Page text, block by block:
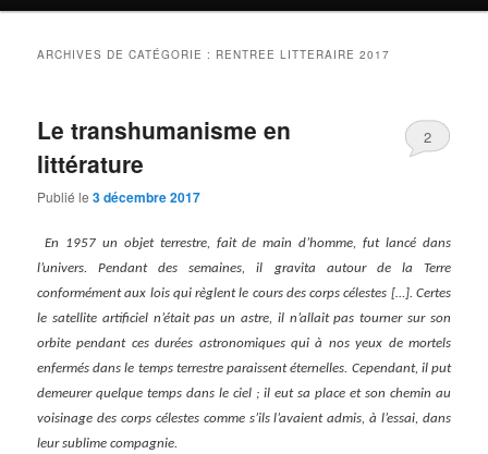
ARCHIVES DE CATÉGORIE : RENTREE LITTERAIRE 2017
Le transhumanisme en
littérature
Publié le3 décembre 2017
2
En 1957 un objet terrestre, fait de main d’homme, fut lancé dans
l’univers. Pendant des semaines, il gravita autour de la Terre
conformément aux lois qui règlent le cours des corps célestes […]. Certes
le satellite artificiel n’était pas un astre, il n’allait pas tourner sur son
orbite pendant ces durées astronomiques qui à nos yeux de mortels
enfermés dans le temps terrestre paraissent éternelles. Cependant, il put
demeurer quelque temps dans le ciel ; il eut sa place et son chemin au
voisinage des corps célestes comme s’ils l’avaient admis, à l’essai, dans
leur sublime compagnie.